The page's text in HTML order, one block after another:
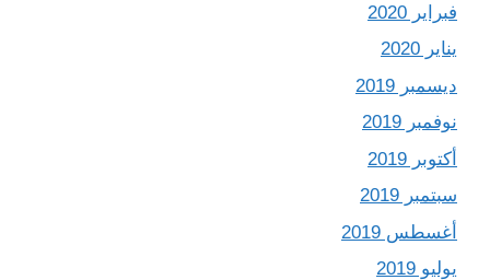
فبراير 2020
يناير 2020
ديسمبر 2019
نوفمبر 2019
أكتوبر 2019
سبتمبر 2019
أغسطس 2019
يوليو 2019